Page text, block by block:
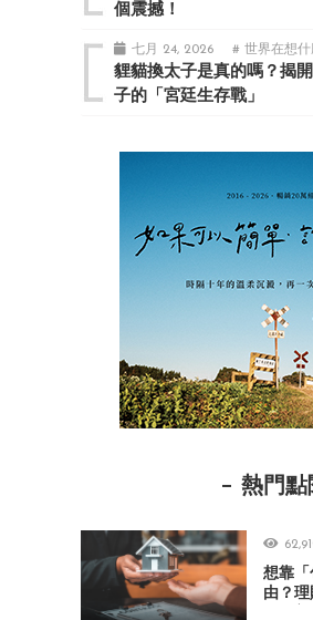
個震撼！
七月 24, 2026 # 世界在想什
貍貓換太子是真的嗎？揭
子的「宮廷生存戰」
熱門點
想靠「
由？